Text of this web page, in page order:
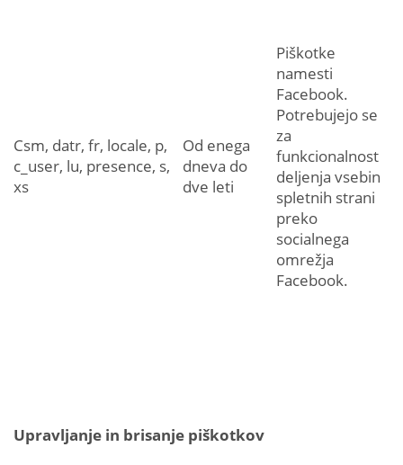
Csm, datr, fr, locale, p,
c_user, lu, presence, s,
xs
Od enega
dneva do
dve leti
Piškotke
namesti
Facebook.
Potrebujejo se
za
funkcionalnost
deljenja vsebin
spletnih strani
preko
socialnega
omrežja
Facebook.
Upravljanje in brisanje piškotkov